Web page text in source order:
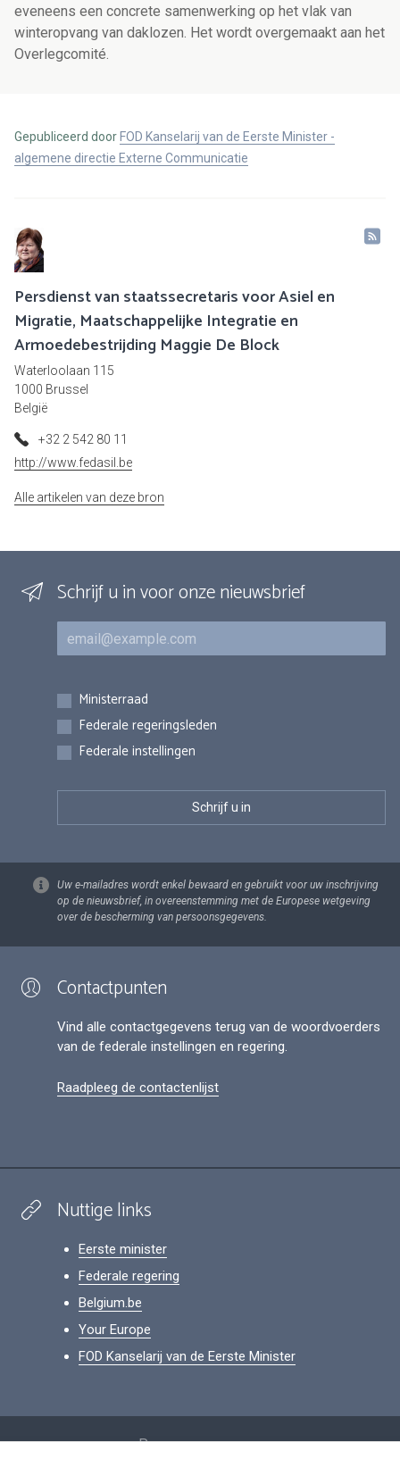
eveneens een concrete samenwerking op het vlak van
winteropvang van daklozen. Het wordt overgemaakt aan het
Overlegcomité.
Gepubliceerd door FOD Kanselarij van de Eerste Minister -
algemene directie Externe Communicatie
Persdienst van staatssecretaris voor Asiel en
Migratie, Maatschappelijke Integratie en
Armoedebestrijding Maggie De Block
Waterloolaan 115
1000 Brussel
België
+32 2 542 80 11
http://www.fedasil.be
Alle artikelen van deze bron
Schrijf u in voor onze nieuwsbrief
E-mail
Inschrijvingen
Ministerraad
Federale regeringsleden
Federale instellingen
Uw e-mailadres wordt enkel bewaard en gebruikt voor uw inschrijving
op de nieuwsbrief, in overeenstemming met de Europese wetgeving
over de bescherming van persoonsgegevens.
Contactpunten
Vind alle contactgegevens terug van de woordvoerders
van de federale instellingen en regering.
Raadpleeg de contactenlijst
Nuttige links
Eerste minister
Federale regering
Belgium.be
Your Europe
FOD Kanselarij van de Eerste Minister
Persoonsgegevens